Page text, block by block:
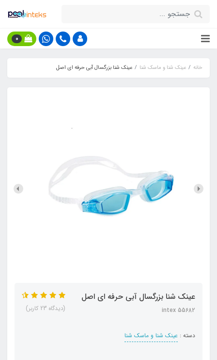
0
خانه عینک شنا و ماسک شنا عینک شنا بزرگسال آبی حرفه ای اصل
عینک شنا بزرگسال آبی حرفه ای اصل
intex 55682
دسته : عینک شنا و ماسک شنا
(دیدگاه 23 کاربر)